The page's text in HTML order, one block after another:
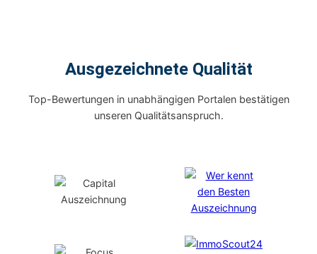
Ausgezeichnete Qualität
Top-Bewertungen in unabhängigen Portalen bestätigen
unseren Qualitätsanspruch.